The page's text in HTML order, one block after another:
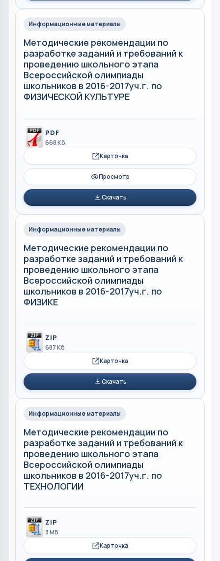
Информационные материалы
Методические рекомендации по
разработке заданий и требований к
проведению школьного этапа
Всероссийской олимпиады
школьников в 2016-2017уч.г. по
ФИЗИЧЕСКОЙ КУЛЬТУРЕ
PDF
668 Кб
Карточка
Просмотр
Скачать
Информационные материалы
Методические рекомендации по
разработке заданий и требований к
проведению школьного этапа
Всероссийской олимпиады
школьников в 2016-2017уч.г. по
ФИЗИКЕ
ZIP
687 Кб
Карточка
Скачать
Информационные материалы
Методические рекомендации по
разработке заданий и требований к
проведению школьного этапа
Всероссийской олимпиады
школьников в 2016-2017уч.г. по
ТЕХНОЛОГИИ
ZIP
3 МБ
Карточка